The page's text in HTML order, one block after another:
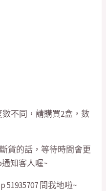
不同，請購買2盒，數
貨的話，等待時間會更
知客人喔~
51935707 問我地啦~